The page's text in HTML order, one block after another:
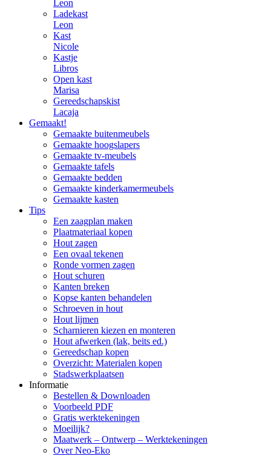
Leon
Ladekast
Leon
Kast
Nicole
Kastje
Libros
Open kast
Marisa
Gereedschapskist
Lacaja
Gemaakt!
Gemaakte buitenmeubels
Gemaakte hoogslapers
Gemaakte tv-meubels
Gemaakte tafels
Gemaakte bedden
Gemaakte kinderkamermeubels
Gemaakte kasten
Tips
Een zaagplan maken
Plaatmateriaal kopen
Hout zagen
Een ovaal tekenen
Ronde vormen zagen
Hout schuren
Kanten breken
Kopse kanten behandelen
Schroeven in hout
Hout lijmen
Scharnieren kiezen en monteren
Hout afwerken (lak, beits ed.)
Gereedschap kopen
Overzicht: Materialen kopen
Stadswerkplaatsen
Informatie
Bestellen & Downloaden
Voorbeeld PDF
Gratis werktekeningen
Moeilijk?
Maatwerk – Ontwerp – Werktekeningen
Over Neo-Eko